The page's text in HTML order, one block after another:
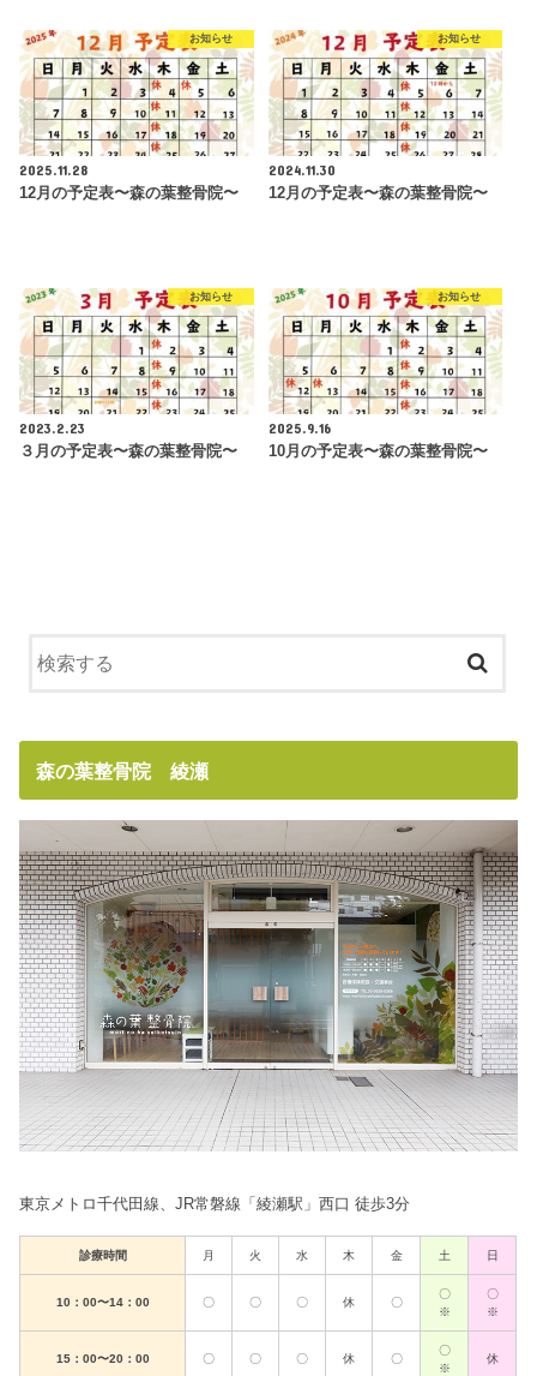
お知らせ
2025.11.28
12月の予定表〜森の葉整骨院〜
お知らせ
2024.11.30
12月の予定表〜森の葉整骨院〜
お知らせ
2023.2.23
３月の予定表〜森の葉整骨院〜
お知らせ
2025.9.16
10月の予定表〜森の葉整骨院〜
森の葉整骨院 綾瀬
東京メトロ千代田線、JR常磐線「綾瀬駅」西口 徒歩3分
診療時間 月 火 水 木 金 土 日
10：00〜14：00 〇 〇 〇 休 〇
〇
※
〇
※
15：00〜20：00 〇 〇 〇 休 〇
〇
※
休